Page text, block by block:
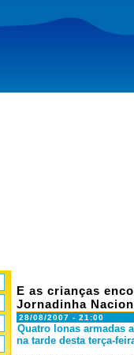
E as crianças
Jornadinha
28/08/2007 - 21:00
Quatro lonas armadas
na tarde desta terça-